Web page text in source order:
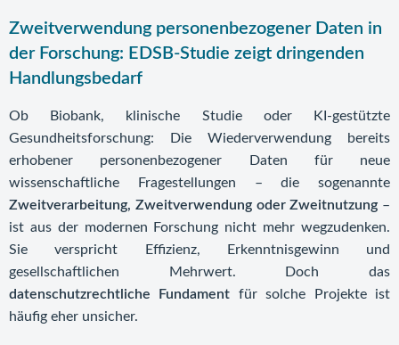
Zweitverwendung personenbezogener Daten in
der Forschung: EDSB-Studie zeigt dringenden
Handlungsbedarf
Ob Biobank, klinische Studie oder KI-gestützte
Gesundheitsforschung: Die Wiederverwendung bereits
erhobener personenbezogener Daten für neue
wissenschaftliche Fragestellungen – die sogenannte
Zweitverarbeitung, Zweitverwendung oder Zweitnutzung –
ist aus der modernen Forschung nicht mehr wegzudenken.
Sie verspricht Effizienz, Erkenntnisgewinn und
gesellschaftlichen Mehrwert. Doch das
datenschutzrechtliche Fundament für solche Projekte ist
häufig eher unsicher.